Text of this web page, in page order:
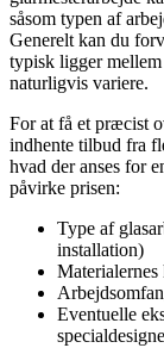
såsom typen af
Generelt kan du
typisk ligger
naturligvis variere.
For at få et præcist
indhente tilbud fra
hvad der anses for
påvirke prisen:
Type af
installation)
Eventuelle